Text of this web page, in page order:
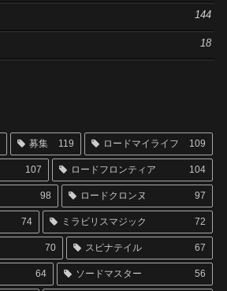
144
18
募集 119 ロードマイライフ 109
107 ロードフロンティア 104
98 ロードクロンヌ 97
74 ミラビリスマジック 72
70 スピナテイル 67
64 ソードマスター 56